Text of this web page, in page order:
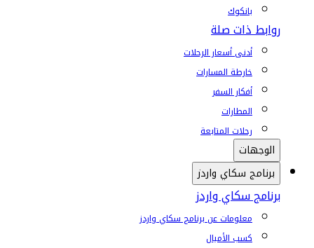
بانكوك
روابط ذات صلة
أدنى أسعار الرحلات
خارطة المسارات
أفكار السفر
المطارات
رحلات المتابعة
الوجهات
برنامج سكاي واردز
برنامج سكاي واردز
معلومات عن برنامج سكاي واردز
كسب الأميال